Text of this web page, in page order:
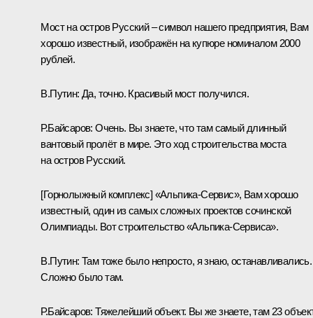
Мост на остров Русский – символ нашего предприятия, Вам
хорошо известный, изображён на купюре номиналом 2000
рублей.
В.Путин: Да, точно. Красивый мост получился.
Р.Байсаров: Очень. Вы знаете, что там самый длинный
вантовый пролёт в мире. Это ход строительства моста
на остров Русский.
[Горнолыжный комплекс] «Альпика-Сервис», Вам хорошо
известный, один из самых сложных проектов сочинской
Олимпиады. Вот строительство «Альпика-Сервиса».
В.Путин: Там тоже было непросто, я знаю, останавливались.
Сложно было там.
Р.Байсаров:Тяжелейший объект. Вы же знаете, там 23